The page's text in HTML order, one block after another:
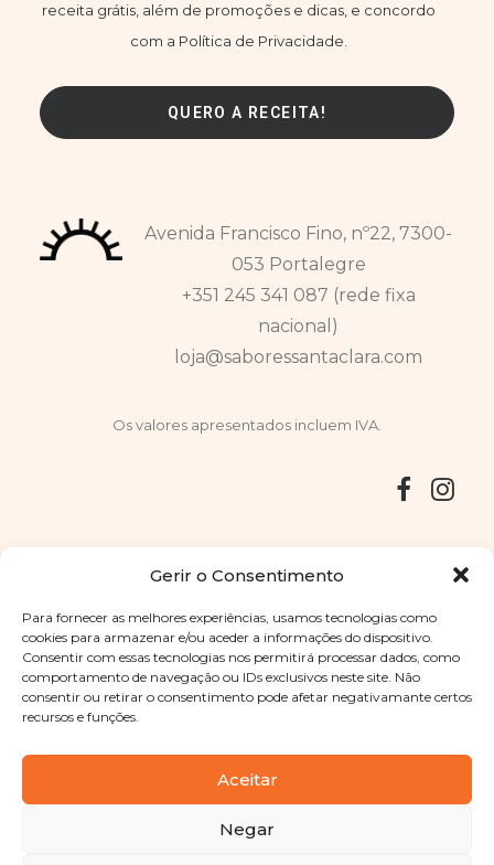
Gerir o Consentimento
Para fornecer as melhores experiências, usamos tecnologias como
cookies para armazenar e/ou aceder a informações do dispositivo.
Consentir com essas tecnologias nos permitirá processar dados, como
comportamento de navegação ou IDs exclusivos neste site. Não
consentir ou retirar o consentimento pode afetar negativamante certos
recursos e funções.
Aceitar
Negar
receita grátis, além de promoções e dicas, e concordo
com a Política de Privacidade.
Avenida Francisco Fino, nº22, 7300-
053 Portalegre
+351 245 341 087 (rede fixa
nacional)
loja@saboressantaclara.com
Os valores apresentados incluem IVA.
Copyright © 2025 Sabores Santa Clara
. Todos os direitos
reservadosPolítica de Privacidade |Termos e condições
Designed byShift Your Branding Agency